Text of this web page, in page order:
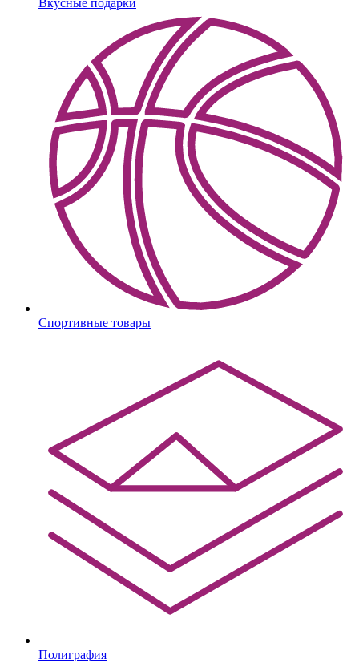
Спортивные товары
Полиграфия